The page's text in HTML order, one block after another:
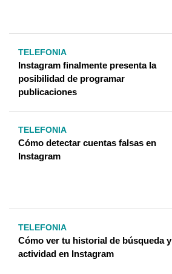
TELEFONIA
Instagram finalmente presenta la
posibilidad de programar
publicaciones
TELEFONIA
Cómo detectar cuentas falsas en
Instagram
TELEFONIA
Cómo ver tu historial de búsqueda y
actividad en Instagram